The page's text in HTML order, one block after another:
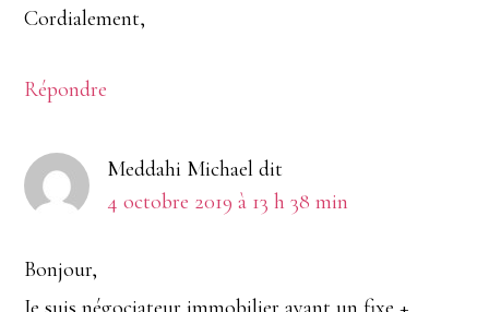
Cordialement,
Répondre
Meddahi Michael dit
4 octobre 2019 à 13 h 38 min
Bonjour,